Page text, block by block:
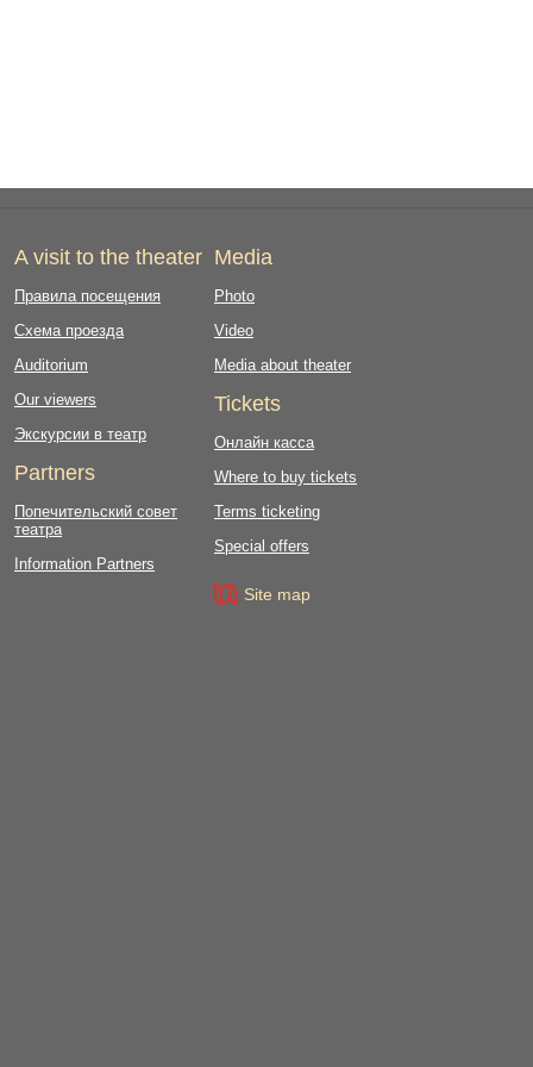
A visit to the theater
Правила посещения
Схема проезда
Auditorium
Our viewers
Экскурсии в театр
Partners
Попечительский совет
театра
Information Partners
Media
Photo
Video
Media about theater
Tickets
Онлайн касса
Where to buy tickets
Terms ticketing
Special offers
Site map